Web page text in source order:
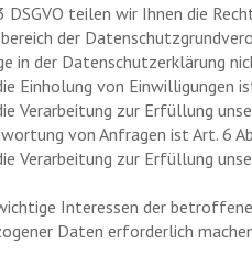
DSGVO teilen wir Ihnen die
der
in der Datenschutzerklärung
Einholung von Einwilligungen
Verarbeitung zur Erfüllung
von Anfragen ist Art. 6
Verarbeitung zur Erfüllung
Interessen der
Daten erforderlich